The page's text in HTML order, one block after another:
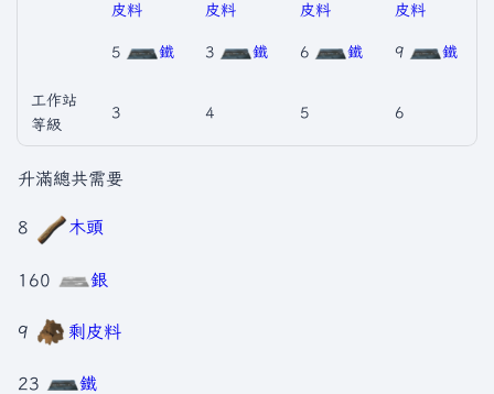
皮料
5 鐵
皮料
3 鐵
皮料
6 鐵
皮料
9 鐵
工作站
等級
3 4 5 6
升滿總共需要
8 木頭
160 銀
9 剩皮料
23 鐵